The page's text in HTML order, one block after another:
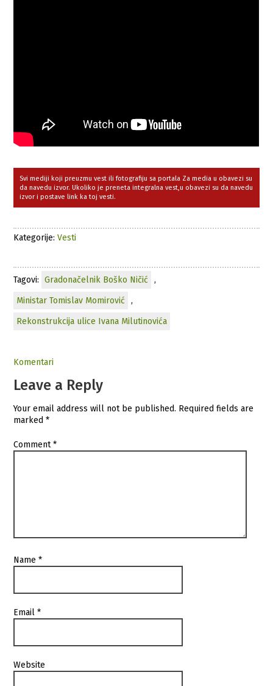
Svi mediji koji preuzmu vest ili fotografiju sa portala Za media u obavezi su
da navedu izvor. Ukoliko je preneta integralna vest,u obavezi su da navedu
izvor i postave link ka toj vesti.
Kategorije:Vesti
Tagovi: Gradonačelnik Boško Ničić
,
Ministar Tomislav Momirović
,
Rekonstrukcija ulice Ivana Milutinovića
Komentari
Leave a Reply
Your email address will not be published. Required fields are
marked*
Comment*
Name*
Email*
Website